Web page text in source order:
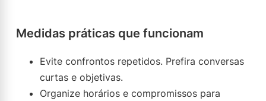
Medidas práticas que funcionam
Evite confrontos repetidos. Prefira conversas
curtas e objetivas.
Organize horários e compromissos para